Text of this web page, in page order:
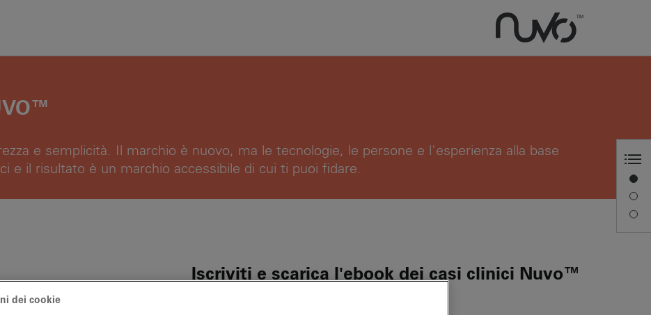
e semplicità. Il marchio è nuovo, ma le tecnologie, le persone e l'esperienza alla base
e il risultato è un marchio accessibile di cui ti puoi fidare.
Iscriviti e scarica l'ebook dei casi clinici Nuvo™
dei cookie